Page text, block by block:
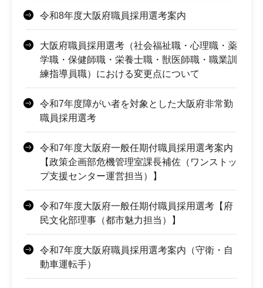
令和8年度大阪府職員採用選考案内
大阪府職員採用選考（社会福祉職・心理職・薬
学職・保健師職・栄養士職・獣医師職・職業訓
練指導員職）における変更点について
令和7年度障がい者を対象とした大阪府非常勤
職員採用選考
令和7年度大阪府一般任期付職員採用選考案内
【政策企画部危機管理室課長補佐（ワンストッ
プ支援センター運営担当）】
令和7年度大阪府一般任期付職員採用選考【府
民文化部理事（都市魅力担当）】
令和7年度大阪府職員採用選考案内（守衛・自
動車運転手）